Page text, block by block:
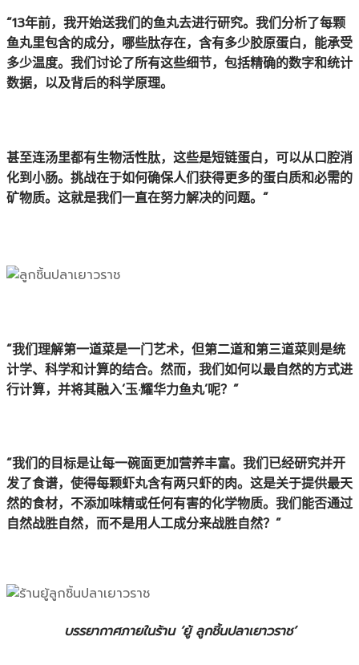
“13年前，我开始送我们的鱼丸去进行研究。我们分析了每颗
鱼丸里包含的成分，哪些肽存在，含有多少胶原蛋白，能承受
多少温度。我们讨论了所有这些细节，包括精确的数字和统计
数据，以及背后的科学原理。
甚至连汤里都有生物活性肽，这些是短链蛋白，可以从口腔消
化到小肠。挑战在于如何确保人们获得更多的蛋白质和必需的
矿物质。这就是我们一直在努力解决的问题。”
“我们理解第一道菜是一门艺术，但第二道和第三道菜则是统
计学、科学和计算的结合。然而，我们如何以最自然的方式进
行计算，并将其融入‘玉·耀华力鱼丸’呢？”
“我们的目标是让每一碗面更加营养丰富。我们已经研究并开
发了食谱，使得每颗虾丸含有两只虾的肉。这是关于提供最天
然的食材，不添加味精或任何有害的化学物质。我们能否通过
自然战胜自然，而不是用人工成分来战胜自然？”
บรรยากาศภายในร้าน ‘ยู้ ลูกชิ้นปลาเยาวราช’